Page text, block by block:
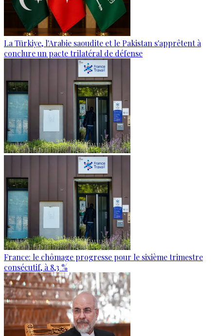
La Türkiye, l'Arabie saoudite et le Pakistan s'apprêtent à
conclure un pacte trilatéral de défense
France: le chômage progresse pour le sixième trimestre
consécutif, à 8,3 %